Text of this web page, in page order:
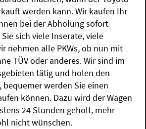
werden kann. Wir kaufen Ihr
bei der Abholung sofort
sich viele Inserate, viele
nehmen alle PKWs, ob nun mit
TÜV oder anderes. Wir sind im
tätig und holen den
bequemer werden Sie einen
können. Dazu wird der Wagen
24 Stunden geholt, mehr
nicht wünschen.